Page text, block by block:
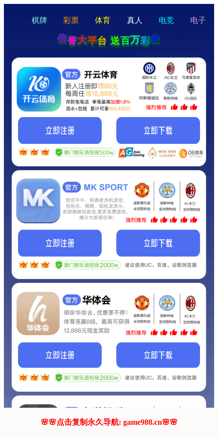
hello
Hey Guys!
我们即将上线啦...
我们的网站正在建设.
它将是非常棒的网站.
联系我们!